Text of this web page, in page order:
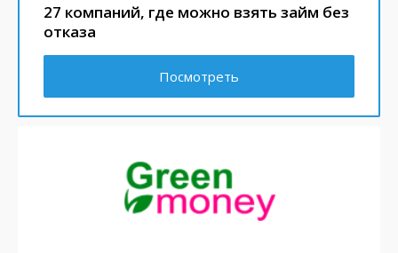
27 компаний, где можно взять займ без
отказа
Посмотреть